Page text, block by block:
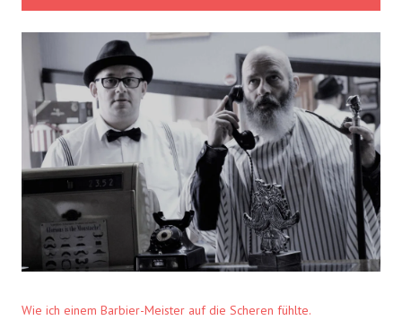
Wie ich einem Barbier-Meister auf die Scheren fühlte.